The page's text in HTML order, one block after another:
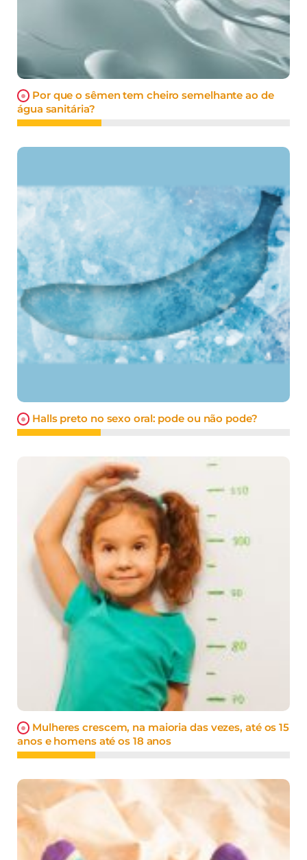
Por que o sêmen tem cheiro semelhante ao de
água sanitária?
Halls preto no sexo oral: pode ou não pode?
Mulheres crescem, na maioria das vezes, até os 15
anos e homens até os 18 anos